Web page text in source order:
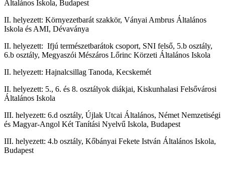
Általános Iskola, Budapest
II. helyezett: Környezetbarát szakkör, Ványai Ambrus Általános
Iskola és AMI, Dévaványa
II. helyezett: Ifjú természetbarátok csoport, SNI felső, 5.b osztály,
6.b osztály, Megyaszói Mészáros Lőrinc Körzeti Általános Iskola
II. helyezett: Hajnalcsillag Tanoda, Kecskemét
II. helyezett: 5., 6. és 8. osztályok diákjai, Kiskunhalasi Felsővárosi
Általános Iskola
III. helyezett: 6.d osztály, Újlak Utcai Általános, Német Nemzetiségi
és Magyar-Angol Két Tanítási Nyelvű Iskola, Budapest
III. helyezett: 4.b osztály, Kőbányai Fekete István Általános Iskola,
Budapest